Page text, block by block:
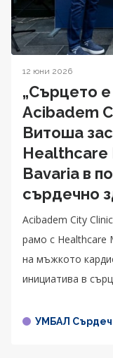
12 юни 2026
„Сърцето е
Acibadem
Витоша
Healthcare
Bavaria в
сърдечно
Acibadem City
рамо с Healthcare
на мъжкото
инициатива в
УМБАЛ